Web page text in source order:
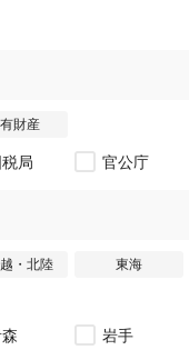
財産
税局 官公庁
・北陸 東海
岩手